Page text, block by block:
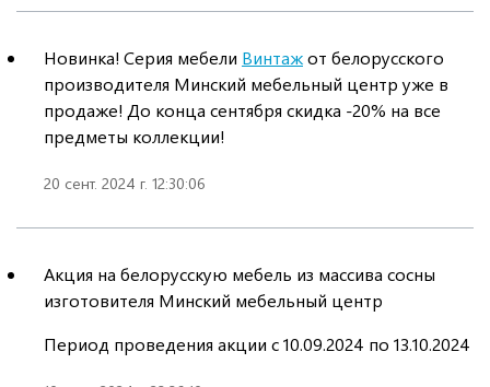
Новинка! Серия мебели Винтажот белорусского
производителя Минский мебельный центр уже в
продаже! До конца сентября скидка -20% на все
предметы коллекции!
20 сент. 2024 г. 12:30:06
Акция на белорусскую мебель из массива сосны
изготовителя Минский мебельный центр
Период проведения акции с 10.09.2024 по 13.10.2024